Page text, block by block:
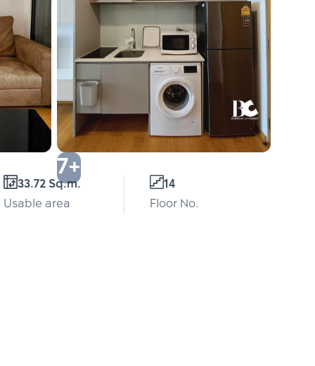
7+
33.72 Sq.m.
Usable area
14
Floor No.